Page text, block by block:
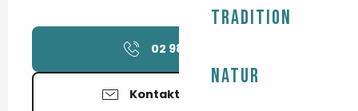
Tradition
Natur
02 98 56 61
Kontaktieren Sie uns